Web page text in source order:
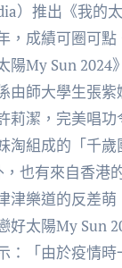
）推出《我的
，成績可圈可
陽My Sun
由師大學生張
莉潔，完美唱
淘組成的「千
也有來自香港
津樂道的反差
好太陽My Sun
：「由於疫情